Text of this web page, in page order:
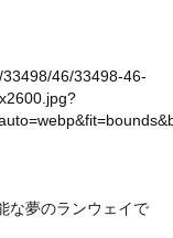
46/33498-46-
な夢のランウェイで